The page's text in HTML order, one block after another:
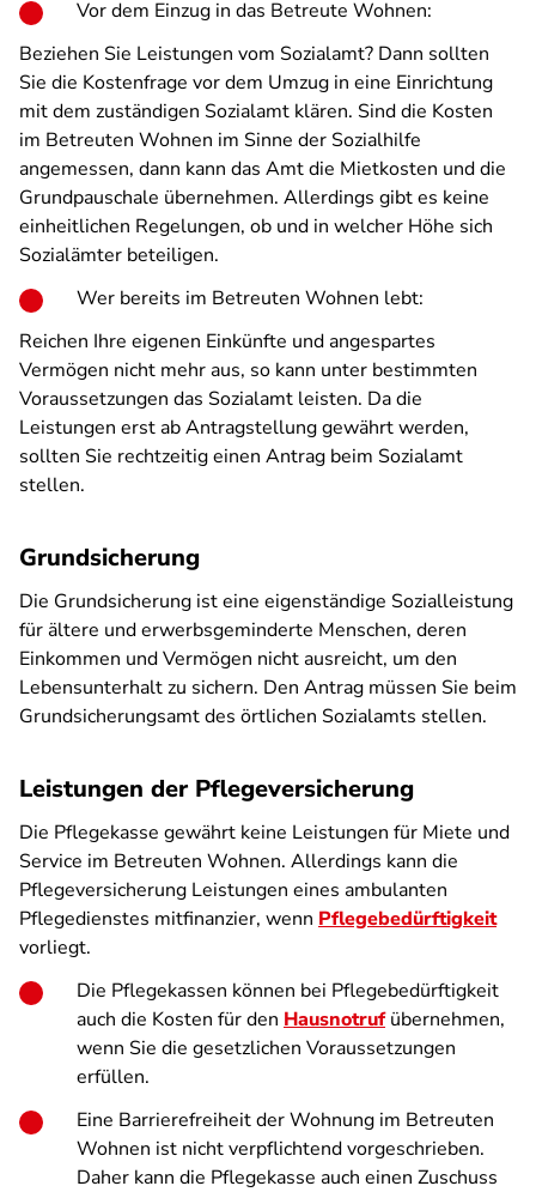
Vor dem Einzug in das Betreute Wohnen:
Beziehen Sie Leistungen vom Sozialamt? Dann sollten
Sie die Kostenfrage vor dem Umzug in eine Einrichtung
mit dem zuständigen Sozialamt klären. Sind die Kosten
im Betreuten Wohnen im Sinne der Sozialhilfe
angemessen, dann kann das Amt die Mietkosten und die
Grundpauschale übernehmen. Allerdings gibt es keine
einheitlichen Regelungen, ob und in welcher Höhe sich
Sozialämter beteiligen.
Wer bereits im Betreuten Wohnen lebt:
Reichen Ihre eigenen Einkünfte und angespartes
Vermögen nicht mehr aus, so kann unter bestimmten
Voraussetzungen das Sozialamt leisten. Da die
Leistungen erst ab Antragstellung gewährt werden,
sollten Sie rechtzeitig einen Antrag beim Sozialamt
stellen.
Grundsicherung
Die Grundsicherung ist eine eigenständige Sozialleistung
für ältere und erwerbsgeminderte Menschen, deren
Einkommen und Vermögen nicht ausreicht, um den
Lebensunterhalt zu sichern. Den Antrag müssen Sie beim
Grundsicherungsamt des örtlichen Sozialamts stellen.
Leistungen der Pflegeversicherung
Die Pflegekasse gewährt keine Leistungen für Miete und
Service im Betreuten Wohnen. Allerdings kann die
Pflegeversicherung Leistungen eines ambulanten
Pflegedienstes mitfinanzier, wenn Pflegebedürftigkeit
vorliegt.
Die Pflegekassen können bei Pflegebedürftigkeit
auch die Kosten für den Hausnotrufübernehmen,
wenn Sie die gesetzlichen Voraussetzungen
erfüllen.
Eine Barrierefreiheit der Wohnung im Betreuten
Wohnen ist nicht verpflichtend vorgeschrieben.
Daher kann die Pflegekasse auch einen Zuschuss